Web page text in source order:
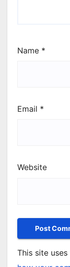
Name *
Email *
Website
This site